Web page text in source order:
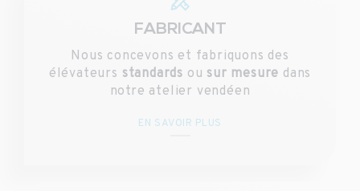
FABRICANT
Nous concevons et fabriquons des
élévateurs standards ou sur mesure dans
notre atelier vendéen
EN SAVOIR PLUS